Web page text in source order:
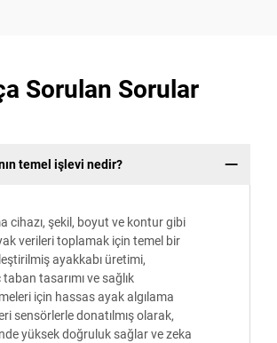
Sorulan Sorular
temel işlevi nedir?
cihazı, şekil, boyut ve kontur gibi
verileri toplamak için temel bir
ayakkabı üretimi,
tasarımı ve sağlık
için hassas ayak algılama
sensörlerle donatılmış olarak,
yüksek doğruluk sağlar ve zeka